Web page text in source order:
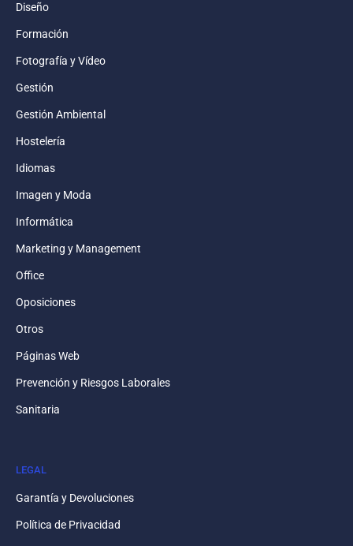
Diseño
Formación
Fotografía y Vídeo
Gestión
Gestión Ambiental
Hostelería
Idiomas
Imagen y Moda
Informática
Marketing y Management
Office
Oposiciones
Otros
Páginas Web
Prevención y Riesgos Laborales
Sanitaria
LEGAL
Garantía y Devoluciones
Política de Privacidad